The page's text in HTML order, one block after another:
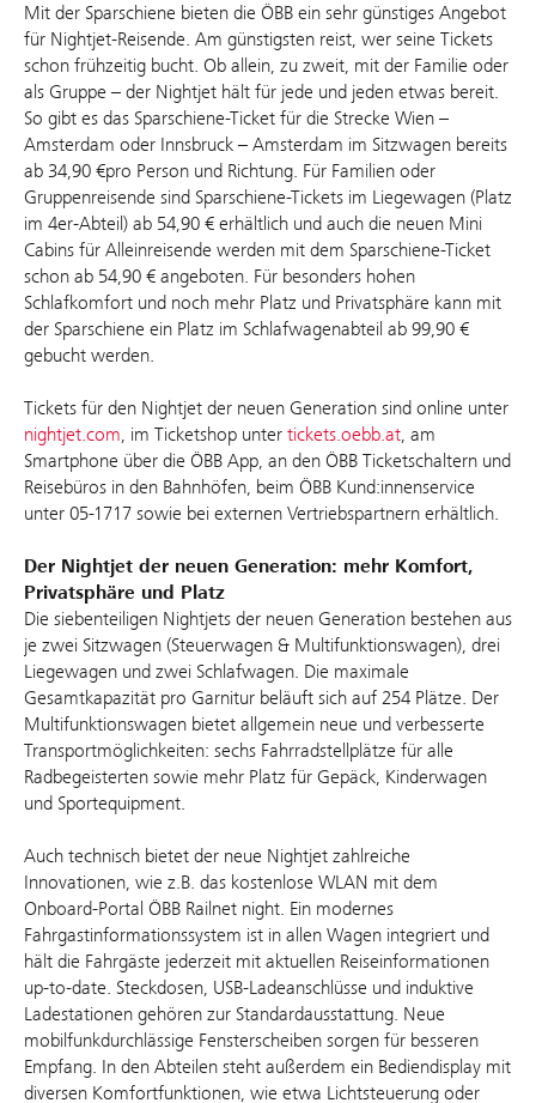
Mit der Sparschiene bieten die ÖBB ein sehr günstiges Angebot
für Nightjet-Reisende. Am günstigsten reist, wer seine Tickets
schon frühzeitig bucht. Ob allein, zu zweit, mit der Familie oder
als Gruppe – der Nightjet hält für jede und jeden etwas bereit.
So gibt es das Sparschiene-Ticket für die Strecke Wien –
Amsterdam oder Innsbruck – Amsterdam im Sitzwagen bereits
ab 34,90 €pro Person und Richtung. Für Familien oder
Gruppenreisende sind Sparschiene-Tickets im Liegewagen (Platz
im 4er-Abteil) ab 54,90 € erhältlich und auch die neuen Mini
Cabins für Alleinreisende werden mit dem Sparschiene-Ticket
schon ab 54,90 € angeboten. Für besonders hohen
Schlafkomfort und noch mehr Platz und Privatsphäre kann mit
der Sparschiene ein Platz im Schlafwagenabteil ab 99,90 €
gebucht werden.
Tickets für den Nightjet der neuen Generation sind online unter
nightjet.com, im Ticketshop unter tickets.oebb.at, am
Smartphone über die ÖBB App, an den ÖBB Ticketschaltern und
Reisebüros in den Bahnhöfen, beim ÖBB Kund:innenservice
unter 05-1717 sowie bei externen Vertriebspartnern erhältlich.
Der Nightjet der neuen Generation: mehr Komfort,
Privatsphäre und Platz
Die siebenteiligen Nightjets der neuen Generation bestehen aus
je zwei Sitzwagen (Steuerwagen & Multifunktionswagen), drei
Liegewagen und zwei Schlafwagen. Die maximale
Gesamtkapazität pro Garnitur beläuft sich auf 254 Plätze. Der
Multifunktionswagen bietet allgemein neue und verbesserte
Transportmöglichkeiten: sechs Fahrradstellplätze für alle
Radbegeisterten sowie mehr Platz für Gepäck, Kinderwagen
und Sportequipment.
Auch technisch bietet der neue Nightjet zahlreiche
Innovationen, wie z.B. das kostenlose WLAN mit dem
Onboard-Portal ÖBB Railnet night. Ein modernes
Fahrgastinformationssystem ist in allen Wagen integriert und
hält die Fahrgäste jederzeit mit aktuellen Reiseinformationen
up-to-date. Steckdosen, USB-Ladeanschlüsse und induktive
Ladestationen gehören zur Standardausstattung. Neue
mobilfunkdurchlässige Fensterscheiben sorgen für besseren
Empfang. In den Abteilen steht außerdem ein Bediendisplay mit
diversen Komfortfunktionen, wie etwa Lichtsteuerung oder